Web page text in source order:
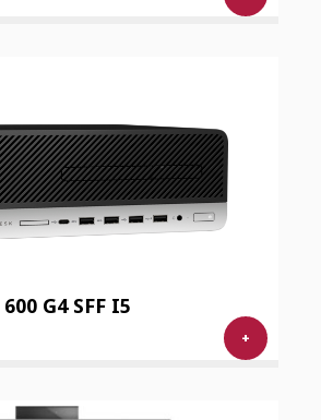
600 G4 SFF I5
+